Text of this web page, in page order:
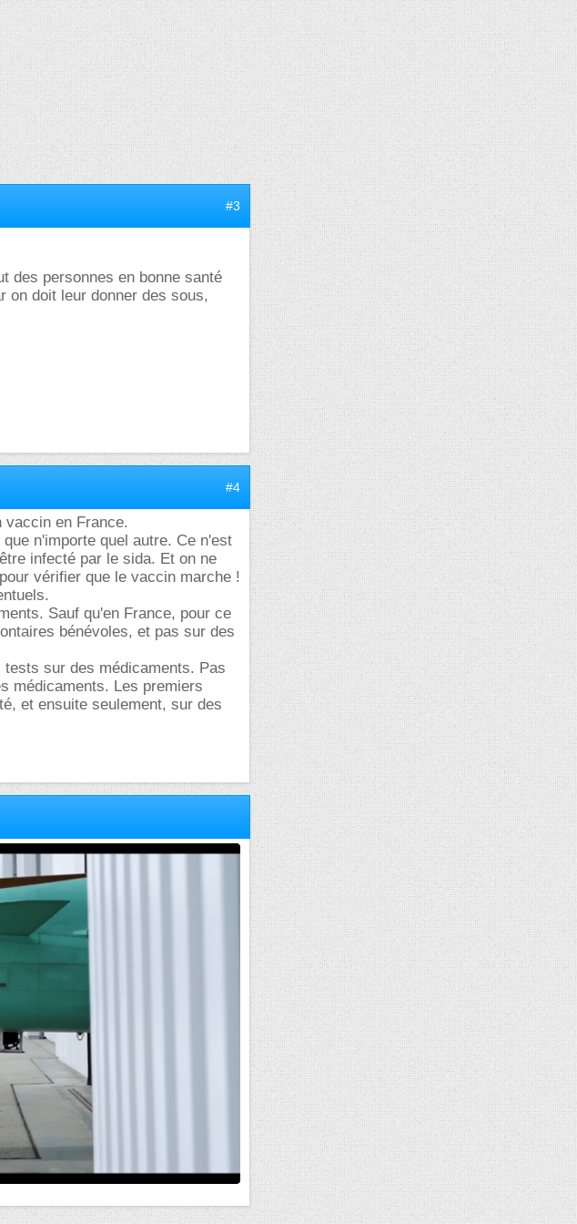
#3
des personnes en bonne santé
on doit leur donner des sous,
#4
vaccin en France.
n'importe quel autre. Ce n'est
infecté par le sida. Et on ne
vérifier que le vaccin marche !
Sauf qu'en France, pour ce
bénévoles, et pas sur des
sur des médicaments. Pas
médicaments. Les premiers
et ensuite seulement, sur des